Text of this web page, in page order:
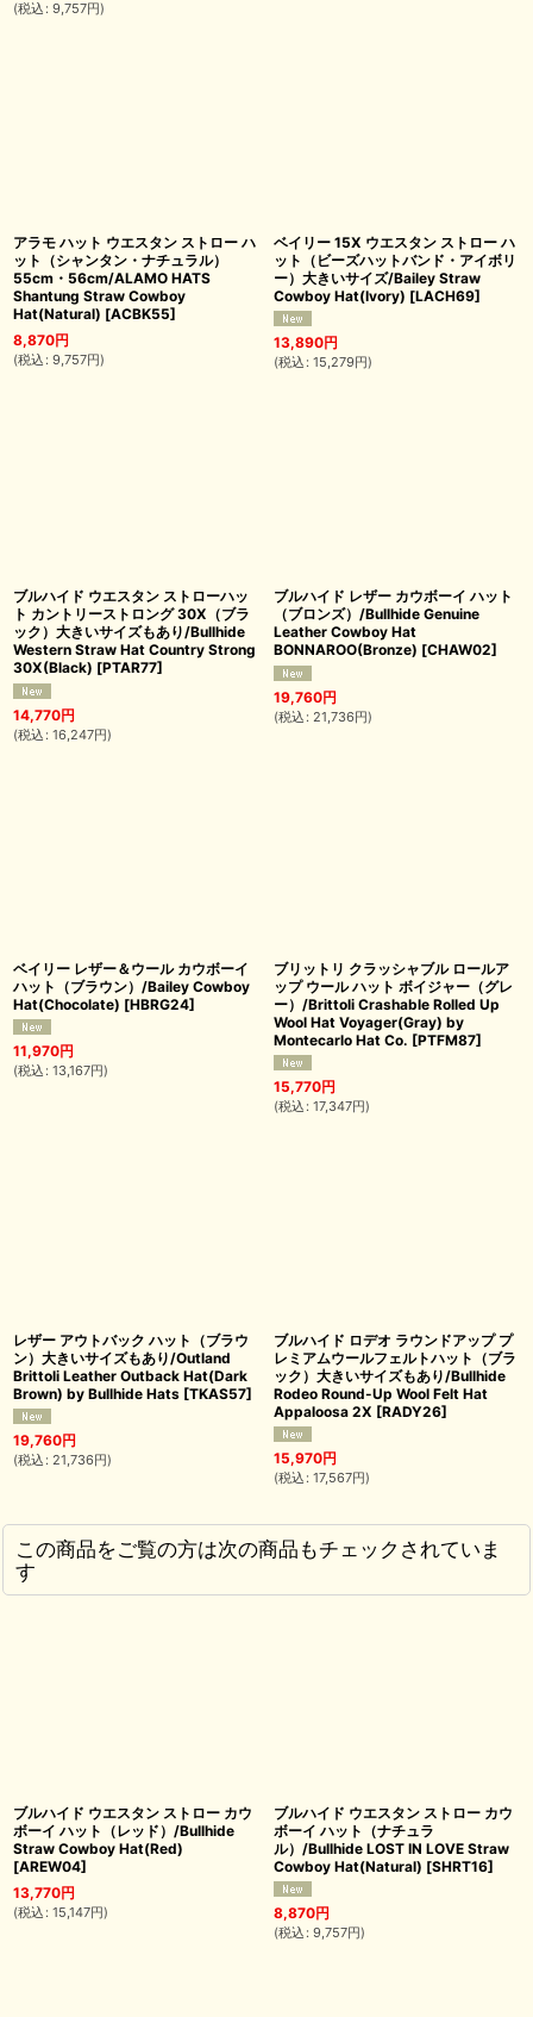
(税込 : 9,757円)
アラモ ハット ウエスタン ストロー ハ
ット（シャンタン・ナチュラル）
55cm・56cm/ALAMO HATS
Shantung Straw Cowboy
Hat(Natural) [ACBK55]
8,870円
(税込 : 9,757円)
ベイリー 15X ウエスタン ストロー ハ
ット（ビーズハットバンド・アイボリ
ー）大きいサイズ/Bailey Straw
Cowboy Hat(Ivory) [LACH69]
13,890円
(税込 : 15,279円)
ブルハイド ウエスタン ストローハッ
ト カントリーストロング 30X（ブラ
ック）大きいサイズもあり/Bullhide
Western Straw Hat Country Strong
30X(Black) [PTAR77]
14,770円
(税込 : 16,247円)
ブルハイド レザー カウボーイ ハット
（ブロンズ）/Bullhide Genuine
Leather Cowboy Hat
BONNAROO(Bronze) [CHAW02]
19,760円
(税込 : 21,736円)
ベイリー レザー＆ウール カウボーイ
ハット（ブラウン）/Bailey Cowboy
Hat(Chocolate) [HBRG24]
11,970円
(税込 : 13,167円)
ブリットリ クラッシャブル ロールア
ップ ウール ハット ボイジャー（グレ
ー）/Brittoli Crashable Rolled Up
Wool Hat Voyager(Gray) by
Montecarlo Hat Co. [PTFM87]
15,770円
(税込 : 17,347円)
レザー アウトバック ハット（ブラウ
ン）大きいサイズもあり/Outland
Brittoli Leather Outback Hat(Dark
Brown) by Bullhide Hats [TKAS57]
19,760円
(税込 : 21,736円)
ブルハイド ロデオ ラウンドアップ プ
レミアムウールフェルトハット（ブラ
ック）大きいサイズもあり/Bullhide
Rodeo Round-Up Wool Felt Hat
Appaloosa 2X [RADY26]
15,970円
(税込 : 17,567円)
この商品をご覧の方は次の商品もチェックされていま
す
ブルハイド ウエスタン ストロー カウ
ボーイ ハット（レッド）/Bullhide
Straw Cowboy Hat(Red)
[AREW04]
13,770円
(税込 : 15,147円)
ブルハイド ウエスタン ストロー カウ
ボーイ ハット（ナチュラ
ル）/Bullhide LOST IN LOVE Straw
Cowboy Hat(Natural) [SHRT16]
8,870円
(税込 : 9,757円)